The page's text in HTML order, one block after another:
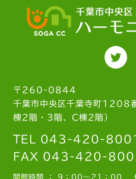
〒260-0844
千葉市中央区千葉寺町1208
棟2階・3階、C棟2階）
TEL 043-420-8001
FAX 043-420-
開館時間 ： 9：00～21：00